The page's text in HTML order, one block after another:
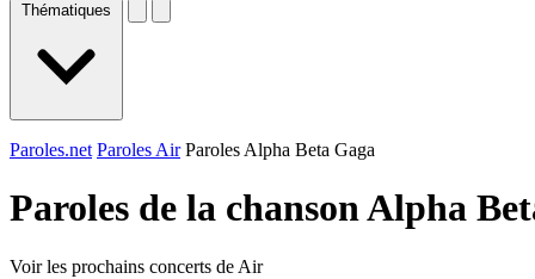
Thématiques
Paroles.net Paroles Air Paroles Alpha Beta Gaga
Paroles de la chanson Alpha
Voir les prochains concerts de Air